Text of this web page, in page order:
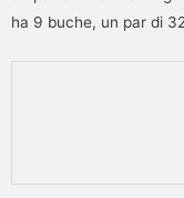
ha 9 buche, un par di